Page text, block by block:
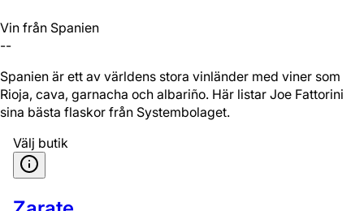
Vin från Spanien
--
Spanien är ett av världens stora vinländer med viner som
Rioja, cava, garnacha och albariño. Här listar Joe Fattorini
sina bästa flaskor från Systembolaget.
Välj butik